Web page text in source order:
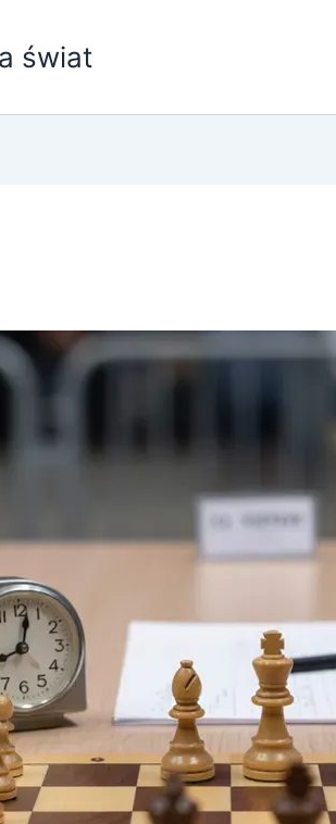
świat